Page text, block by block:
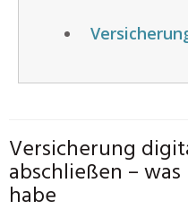
Versicherung
abschließen –
habe